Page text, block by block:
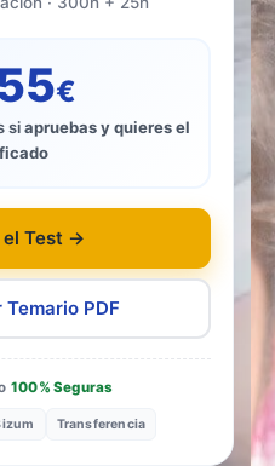
€
siapruebas y quieres el
el Test →
Temario PDF
100% Seguras
Transferencia